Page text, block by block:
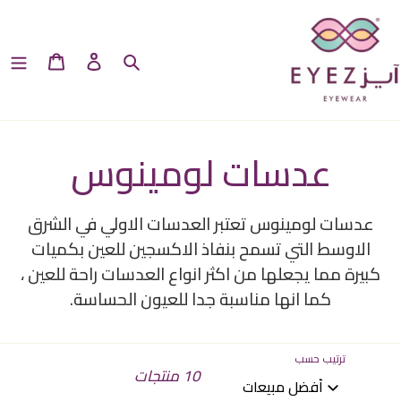
تخطى
المحتوى بحث تسجيلسلة
ت
ج
م
ي
ع
ة
عدسات لومينوس
عدسات لومينوس تعتبر العدسات الاولي في الشرق
الاوسط التي تسمح بنفاذ الاكسجين للعين بكميات
كبيرة مما يجعلها من اكثر انواع العدسات راحة للعين ،
كما انها مناسبة جدا للعيون الحساسة.
ترتيب حسب
10 منتجات